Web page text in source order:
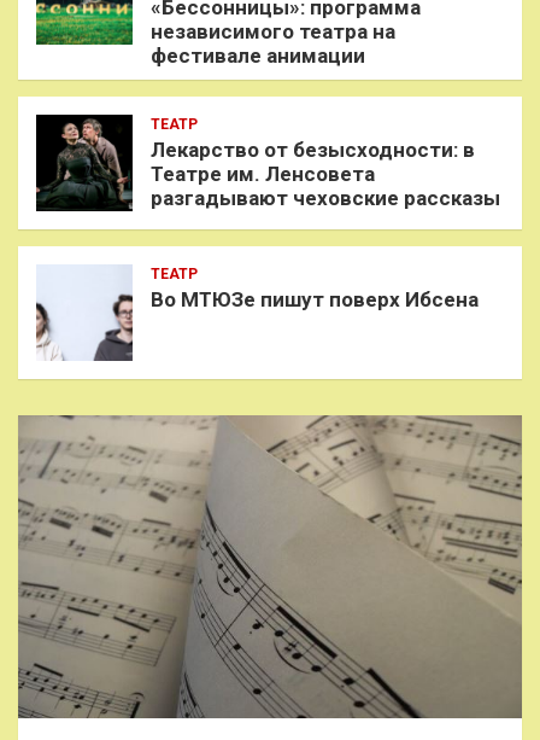
«Бессонницы»: программа
независимого театра на
фестивале анимации
ТЕАТР
Лекарство от безысходности: в
Театре им. Ленсовета
разгадывают чеховские рассказы
ТЕАТР
Во МТЮЗе пишут поверх Ибсена